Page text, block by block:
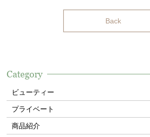
Back
Category
ビューティー
プライベート
商品紹介